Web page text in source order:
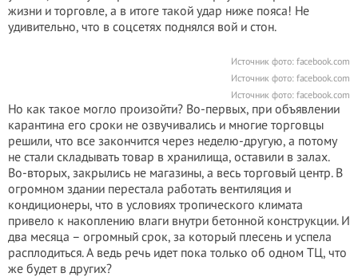
жизни и торговле, а в итоге такой удар ниже пояса! Не
удивительно, что в соцсетях поднялся вой и стон.
Источник фото: facebook.com
Источник фото: facebook.com
Источник фото: facebook.com
Но как такое могло произойти? Во-первых, при объявлении
карантина его сроки не озвучивались и многие торговцы
решили, что все закончится через неделю-другую, а потому
не стали складывать товар в хранилища, оставили в залах.
Во-вторых, закрылись не магазины, а весь торговый центр. В
огромном здании перестала работать вентиляция и
кондиционеры, что в условиях тропического климата
привело к накоплению влаги внутри бетонной конструкции. И
два месяца – огромный срок, за который плесень и успела
расплодиться. А ведь речь идет пока только об одном ТЦ, что
же будет в других?